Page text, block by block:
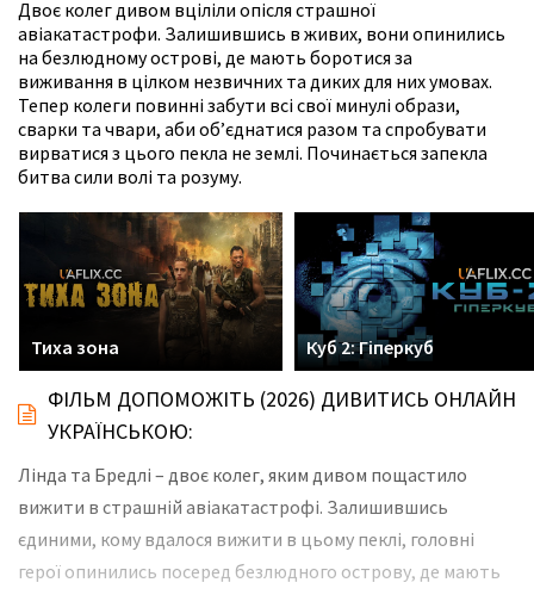
Двоє колег дивом вціліли опісля страшної
авіакатастрофи. Залишившись в живих, вони опинились
на безлюдному острові, де мають боротися за
виживання в цілком незвичних та диких для них умовах.
Тепер колеги повинні забути всі свої минулі образи,
сварки та чвари, аби об’єднатися разом та спробувати
вирватися з цього пекла не землі. Починається запекла
битва сили волі та розуму.
Тиха зона Куб 2: Гіперкуб
ФІЛЬМ ДОПОМОЖІТЬ (2026) ДИВИТИСЬ ОНЛАЙН
УКРАЇНСЬКОЮ:
Лінда та Бредлі – двоє колег, яким дивом пощастило
вижити в страшній авіакатастрофі. Залишившись
єдиними, кому вдалося вижити в цьому пеклі, головні
герої опинились посеред безлюдного острову, де мають